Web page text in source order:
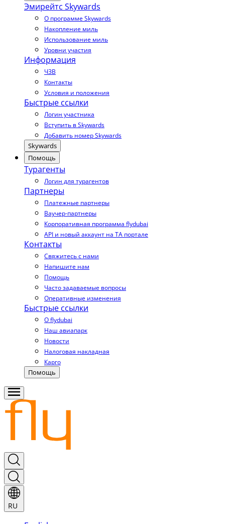
Эмирейтс Skywards
О программе Skywards
Накопление миль
Использование миль
Уровни участия
Информация
ЧЗВ
Контакты
Условия и положения
Быстрые ссылки
Логин участника
Вступить в Skywards
Добавить номер Skywards
Skywards
Помощь
Турагенты
Логин для турагентов
Партнеры
Платежные партнеры
Ваучер-партнеры
Корпоративная программа flydubai
API и новый аккаунт на TA портале
Контакты
Свяжитесь с нами
Напишите нам
Помощь
Часто задаваемые вопросы
Оперативные изменения
Быстрые ссылки
О flydubai
Наш авиапарк
Новости
Налоговая накладная
Карго
Помощь
RU